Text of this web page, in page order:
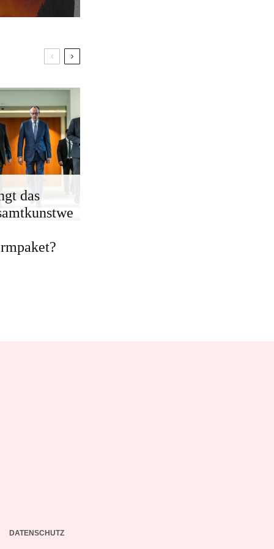
das
DATENSCHUTZ